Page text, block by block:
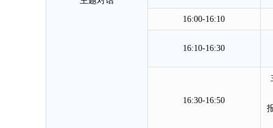
16:00-16:10
16:10-16:30
16:30-16:50